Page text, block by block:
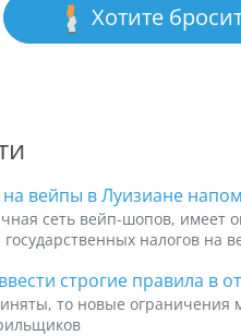
Хотите
вейпы в Луизиане
сеть вейп-шопов, имеет
налогов на
строгие правила в
то новые ограничения